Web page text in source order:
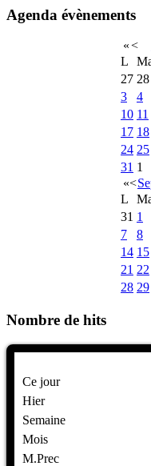
Agenda évènements
«<
L
27 28
3
4
10 11
17 18
24 25
31 1
«<
L
31 1
7
8
14 15
21 22
28 29
Nombre de hits
Ce jour
Hier
Semaine
Mois
M.Prec